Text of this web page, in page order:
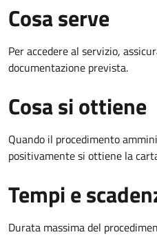
Cosa serve
Per accedere al servizio,
documentazione prevista.
Cosa si ottiene
Quando il procedimento
positivamente si ottiene la
Tempi e
Durata massima del